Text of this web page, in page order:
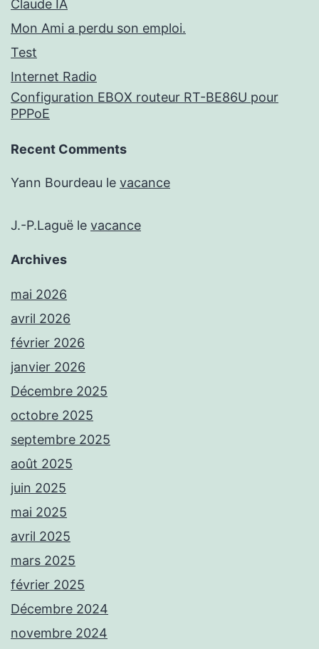
Claude IA
Mon Ami a perdu son emploi.
Test
Internet Radio
Configuration EBOX routeur RT-BE86U pour
PPPoE
Recent Comments
Yann Bourdeau le vacance
J.-P.Laguë le vacance
Archives
mai 2026
avril 2026
février 2026
janvier 2026
Décembre 2025
octobre 2025
septembre 2025
août 2025
juin 2025
mai 2025
avril 2025
mars 2025
février 2025
Décembre 2024
novembre 2024